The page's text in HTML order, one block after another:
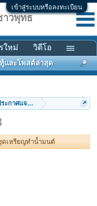
เข้าสู่ระบบหรือลงทะเบียน
ะกาศแจกชุดเหรียญทำน้ำมนต์
ดเหรียญทำน้ำมนต์
วพุทธ
และโพสต์ล่าสุด
ใหม่ วิดีโอ